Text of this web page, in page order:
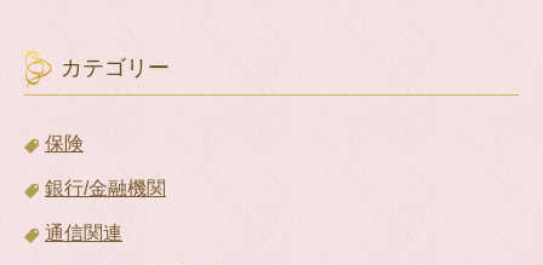
カテゴリー
保険
銀行/金融機関
通信関連